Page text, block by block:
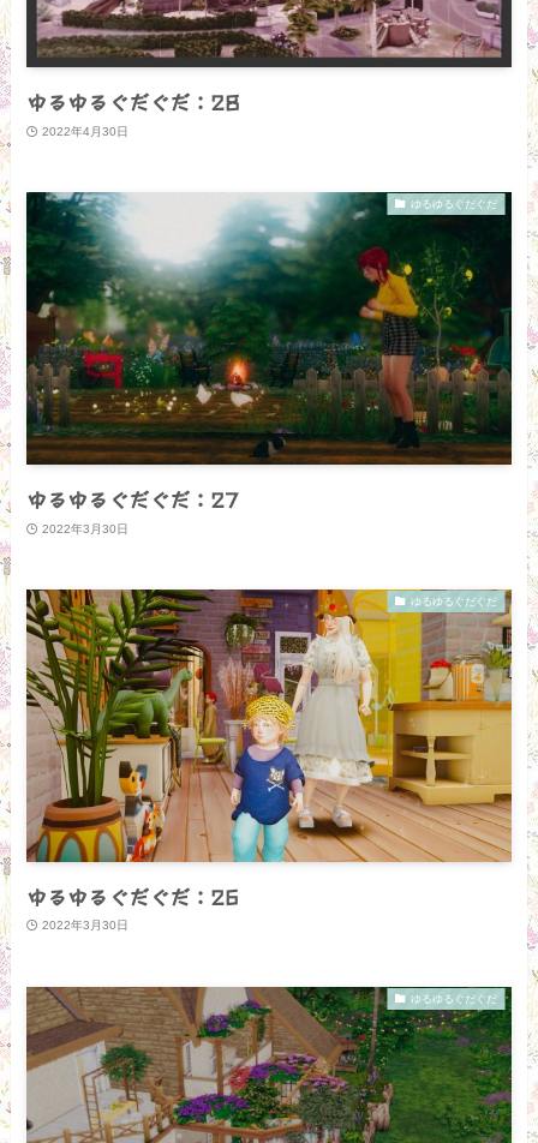
ゆるゆるぐだぐだ：28
2022年4月30日
ゆるゆるぐだぐだ
ゆるゆるぐだぐだ：27
2022年3月30日
ゆるゆるぐだぐだ
ゆるゆるぐだぐだ：26
2022年3月30日
ゆるゆるぐだぐだ